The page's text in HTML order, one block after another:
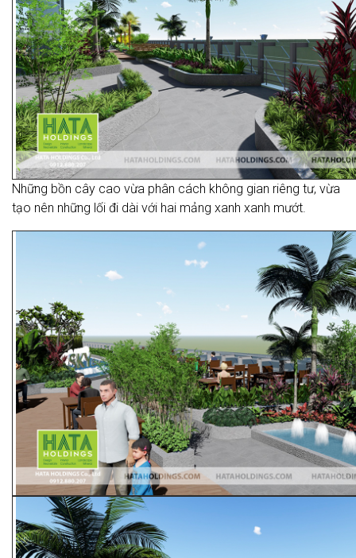
Những bồn cây cao vừa phân cách không gian riêng tư, vừa
tạo nên những lối đi dài với hai mảng xanh xanh mướt.